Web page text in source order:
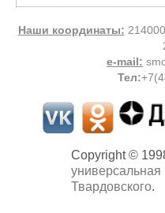
Наши координаты:
e-mail:
Тел:
Copyright ©
универсальная
Твардовского.